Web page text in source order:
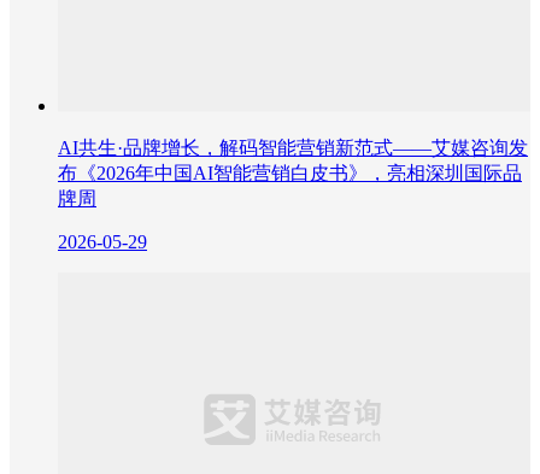
AI共生·品牌增长，解码智能营销新范式——艾媒咨询发
布《2026年中国AI智能营销白皮书》，亮相深圳国际品
牌周
2026-05-29